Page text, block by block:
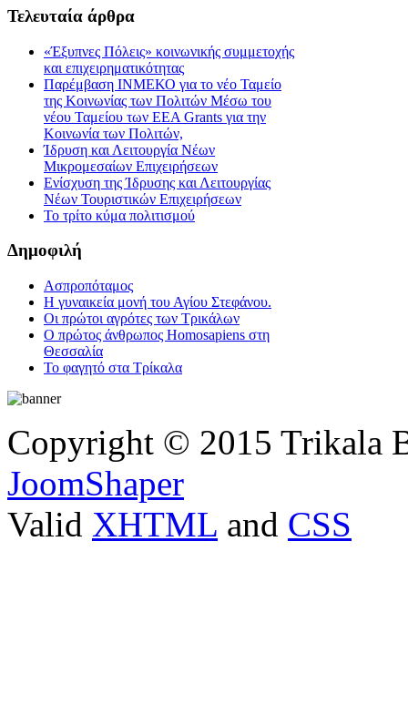
Τελευταία άρθρα
«Έξυπνες Πόλεις» κοινωνικής συμμετοχής
και επιχειρηματικότητας
Παρέμβαση ΙΝΜΕΚΟ για το νέο Ταμείο
της Κοινωνίας των Πολιτών Μέσω του
νέου Ταμείου των ΕΕΑ Grants για την
Κοινωνία των Πολιτών,
Ίδρυση και Λειτουργία Νέων
Μικρομεσαίων Επιχειρήσεων
Ενίσχυση της Ίδρυσης και Λειτουργίας
Νέων Τουριστικών Επιχειρήσεων
Το τρίτο κύμα πολιτισμού
Δημοφιλή
Ασπροπόταμος
Η γυναικεία μονή του Αγίου Στεφάνου.
Οι πρώτοι αγρότες των Τρικάλων
Ο πρώτος άνθρωπος Homosapiens στη
Θεσσαλία
Το φαγητό στα Τρίκαλα
Copyright © 2015 Trikala
JoomShaper
Valid XHTML and CSS